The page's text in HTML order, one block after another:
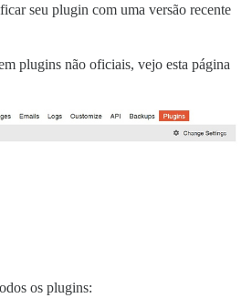
seu plugin com uma versão recente
plugins não oficiais, vejo esta página
os plugins: